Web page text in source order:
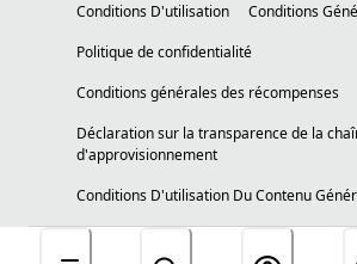
Conditions D'utilisation
Conditions
Politique de confidentialité
Conditions générales des récompenses
Déclaration sur la transparence de la
d'approvisionnement
Conditions D'utilisation Du Contenu